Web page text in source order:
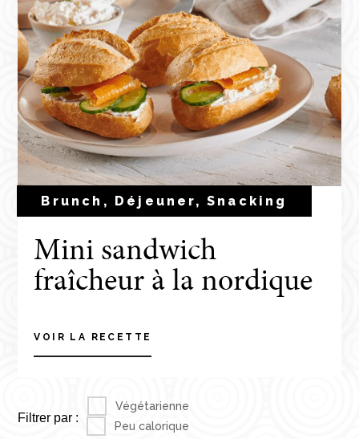
Brunch, Déjeuner, Snacking
Mini sandwich
fraîcheur à la nordique
VOIR LA RECETTE
Filtrer par :
Végétarienne
Peu calorique